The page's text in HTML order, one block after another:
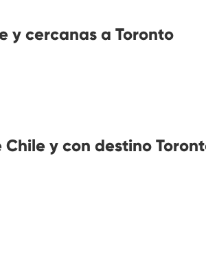
y cercanas a Toronto
y con destino